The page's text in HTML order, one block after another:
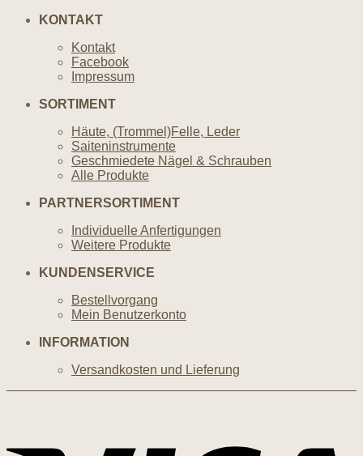
KONTAKT
Kontakt
Facebook
Impressum
SORTIMENT
Häute, (Trommel)Felle, Leder
Saiteninstrumente
Geschmiedete Nägel & Schrauben
Alle Produkte
PARTNERSORTIMENT
Individuelle Anfertigungen
Weitere Produkte
KUNDENSERVICE
Bestellvorgang
Mein Benutzerkonto
INFORMATION
Versandkosten und Lieferung